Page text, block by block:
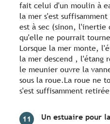
fait celui d'un moulin à
la mer s'est
est à sec (sinon, l'inertie
qu'elle ne pourrait
Lorsque la mer monte,
la mer descend , l'étang
le meunier ouvre la
sous la roue.La roue ne
s'est suffisamment
11 Un estuaire pour